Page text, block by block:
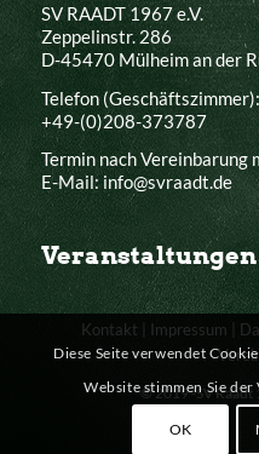
SV RAADT 1967 e.V.
Zeppelinstr. 286
D-45470 Mülheim an der
Telefon (Geschäftszimmer):
+49-(0)208-373787
Termin nach Vereinbarung
E-Mail: info@svraadt.de
Kontakt Impressum
© 2019 -SV Raadt
Diese Seite verwendet
Website stimmen Sie der
OK